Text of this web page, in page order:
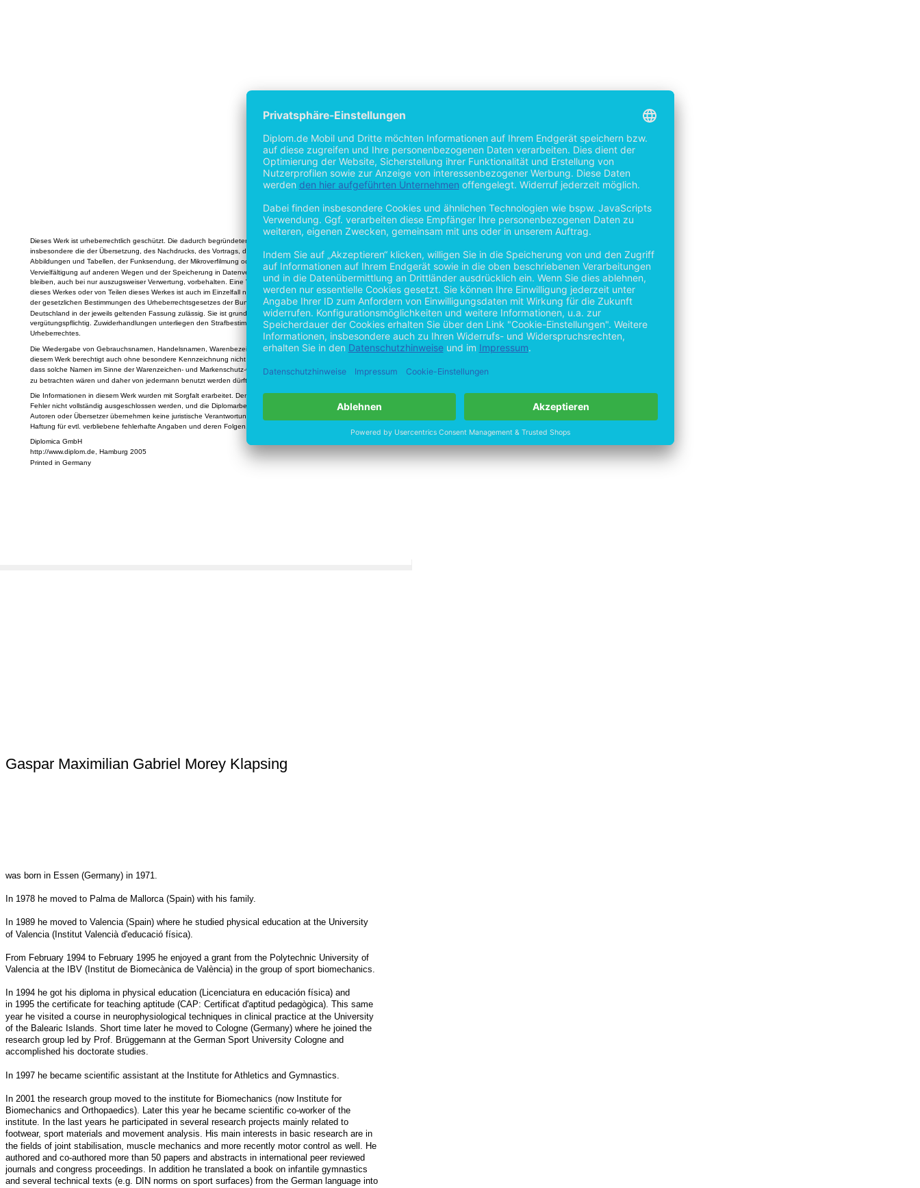
Dieses Werk ist urheberrechtlich geschützt. Die dadurch begründeten Rechte,
insbesondere die der Übersetzung, des Nachdrucks, des Vortrags, der Entnahme von
Abbildungen und Tabellen, der Funksendung, der Mikroverfilmung oder der
Vervielfältigung auf anderen Wegen und der Speicherung in Datenverarbeitungsanlagen,
bleiben, auch bei nur auszugsweiser Verwertung, vorbehalten. Eine Vervielfältigung
dieses Werkes oder von Teilen dieses Werkes ist auch im Einzelfall nur in den Grenzen
der gesetzlichen Bestimmungen des Urheberrechtsgesetzes der Bundesrepublik
Deutschland in der jeweils geltenden Fassung zulässig. Sie ist grundsätzlich
vergütungspflichtig. Zuwiderhandlungen unterliegen den Strafbestimmungen des
Urheberrechtes.
Die Wiedergabe von Gebrauchsnamen, Handelsnamen, Warenbezeichnungen usw. in
diesem Werk berechtigt auch ohne besondere Kennzeichnung nicht zu der Annahme,
dass solche Namen im Sinne der Warenzeichen- und Markenschutz-Gesetzgebung als frei
zu betrachten wären und daher von jedermann benutzt werden dürften.
Die Informationen in diesem Werk wurden mit Sorgfalt erarbeitet. Dennoch können
Fehler nicht vollständig ausgeschlossen werden, und die Diplomarbeiten Agentur, die
Autoren oder Übersetzer übernehmen keine juristische Verantwortung oder irgendeine
Haftung für evtl. verbliebene fehlerhafte Angaben und deren Folgen.
Diplomica GmbH
http://www.diplom.de, Hamburg 2005
Printed in Germany
Gaspar Maximilian Gabriel Morey Klapsing
was born in Essen (Germany) in 1971.
In 1978 he moved to Palma de Mallorca (Spain) with his family.
In 1989 he moved to Valencia (Spain) where he studied physical education at the University
of Valencia (Institut Valencià d'educació física).
From February 1994 to February 1995 he enjoyed a grant from the Polytechnic University of
Valencia at the IBV (Institut de Biomecànica de València) in the group of sport biomechanics.
In 1994 he got his diploma in physical education (Licenciatura en educación física) and
in 1995 the certificate for teaching aptitude (CAP: Certificat d'aptitud pedagògica). This same
year he visited a course in neurophysiological techniques in clinical practice at the University
of the Balearic Islands. Short time later he moved to Cologne (Germany) where he joined the
research group led by Prof. Brüggemann at the German Sport University Cologne and
accomplished his doctorate studies.
In 1997 he became scientific assistant at the Institute for Athletics and Gymnastics.
In 2001 the research group moved to the institute for Biomechanics (now Institute for
Biomechanics and Orthopaedics). Later this year he became scientific co-worker of the
institute. In the last years he participated in several research projects mainly related to
footwear, sport materials and movement analysis. His main interests in basic research are in
the fields of joint stabilisation, muscle mechanics and more recently motor control as well. He
authored and co-authored more than 50 papers and abstracts in international peer reviewed
journals and congress proceedings. In addition he translated a book on infantile gymnastics
and several technical texts (e.g. DIN norms on sport surfaces) from the German language into